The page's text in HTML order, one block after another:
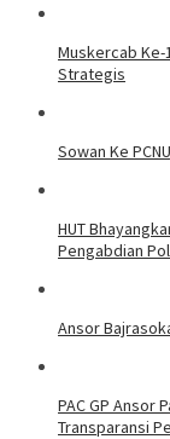
Muskercab Ke-
Strategis
Sowan Ke
HUT
Pengabdian
Ansor
PAC GP Ansor
Transparansi